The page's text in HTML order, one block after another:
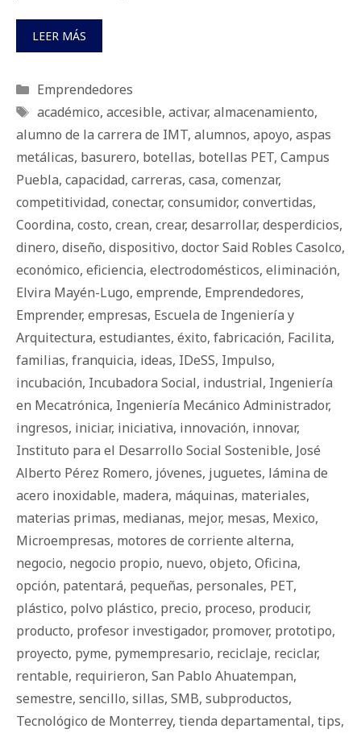
LEER MÁS
Categorías
Emprendedores
Etiquetas
académico, accesible, activar, almacenamiento,
alumno de la carrera de IMT, alumnos, apoyo, aspas
metálicas, basurero, botellas, botellas PET, Campus
Puebla, capacidad, carreras, casa, comenzar,
competitividad, conectar, consumidor, convertidas,
Coordina, costo, crean, crear, desarrollar, desperdicios,
dinero, diseño, dispositivo, doctor Said Robles Casolco,
económico, eficiencia, electrodomésticos, eliminación,
Elvira Mayén-Lugo, emprende, Emprendedores,
Emprender, empresas, Escuela de Ingeniería y
Arquitectura, estudiantes, éxito, fabricación, Facilita,
familias, franquicia, ideas, IDeSS, Impulso,
incubación, Incubadora Social, industrial, Ingeniería
en Mecatrónica, Ingeniería Mecánico Administrador,
ingresos, iniciar, iniciativa, innovación, innovar,
Instituto para el Desarrollo Social Sostenible, José
Alberto Pérez Romero, jóvenes, juguetes, lámina de
acero inoxidable, madera, máquinas, materiales,
materias primas, medianas, mejor, mesas, Mexico,
Microempresas, motores de corriente alterna,
negocio, negocio propio, nuevo, objeto, Oficina,
opción, patentará, pequeñas, personales, PET,
plástico, polvo plástico, precio, proceso, producir,
producto, profesor investigador, promover, prototipo,
proyecto, pyme, pymempresario, reciclaje, reciclar,
rentable, requirieron, San Pablo Ahuatempan,
semestre, sencillo, sillas, SMB, subproductos,
Tecnológico de Monterrey, tienda departamental, tips,